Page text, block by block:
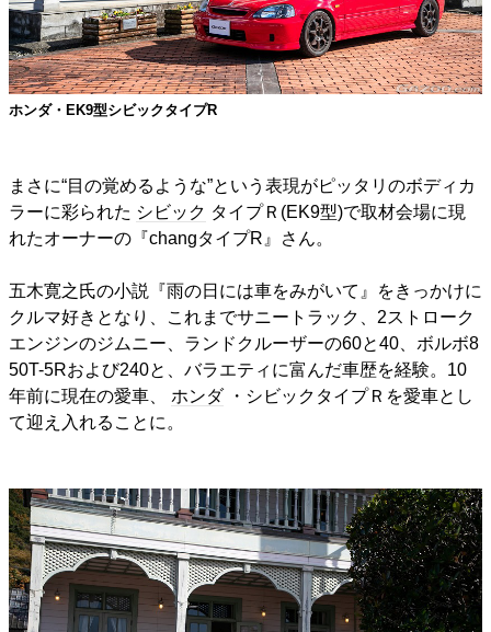
ホンダ・EK9型シビックタイプR
まさに“目の覚めるような”という表現がピッタリのボディカ
ラーに彩られた シビック タイプＲ(EK9型)で取材会場に現
れたオーナーの『changタイプR』さん。
五木寛之氏の小説『雨の日には車をみがいて』をきっかけに
クルマ好きとなり、これまでサニートラック、2ストローク
エンジンのジムニー、ランドクルーザーの60と40、ボルボ8
50T-5Rおよび240と、バラエティに富んだ車歴を経験。10
年前に現在の愛車、
ホンダ
・シビックタイプＲを愛車とし
て迎え入れることに。